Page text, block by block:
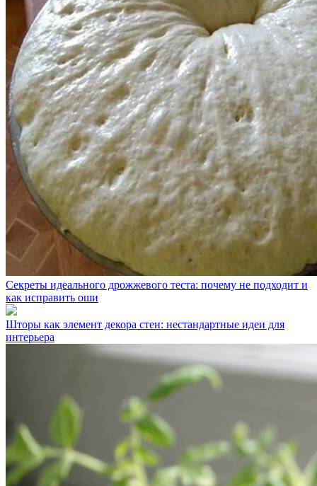
Секреты идеального дрожжевого теста: почему не подходит и
как исправить оши
Шторы как элемент декора стен: нестандартные идеи для
интерьера